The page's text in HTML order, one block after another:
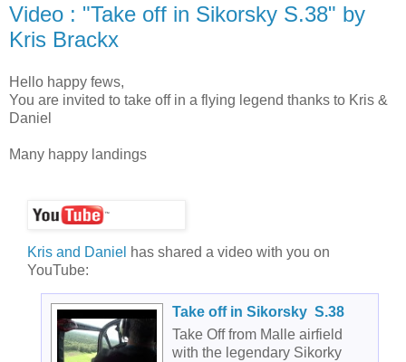
Video : "Take off in Sikorsky S.38" by
Kris Brackx
Hello happy fews,
You are invited to take off in a flying legend thanks to Kris &
Daniel
Many happy landings
Kris and Daniel has shared a video with you on
YouTube:
Take off in Sikorsky S.38
Take Off from Malle airfield
with the legendary Sikorky